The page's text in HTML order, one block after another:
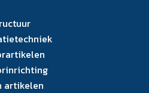
artikelen